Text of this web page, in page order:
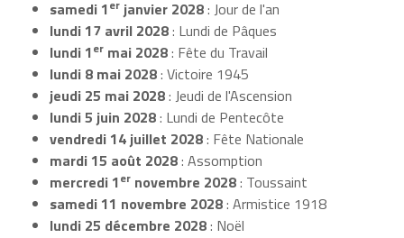
samedi 1er janvier 2028: Jour de l'an
lundi 17 avril 2028: Lundi de Pâques
lundi 1er mai 2028: Fête du Travail
lundi 8 mai 2028: Victoire 1945
jeudi 25 mai 2028: Jeudi de l'Ascension
lundi 5 juin 2028: Lundi de Pentecôte
vendredi 14 juillet 2028: Fête Nationale
mardi 15 août 2028: Assomption
mercredi 1er novembre 2028: Toussaint
samedi 11 novembre 2028: Armistice 1918
lundi 25 décembre 2028: Noël